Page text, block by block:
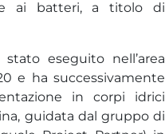
ai batteri, a titolo di
eseguito nell’area
e ha successivamente
in corpi idrici
guidata dal gruppo di